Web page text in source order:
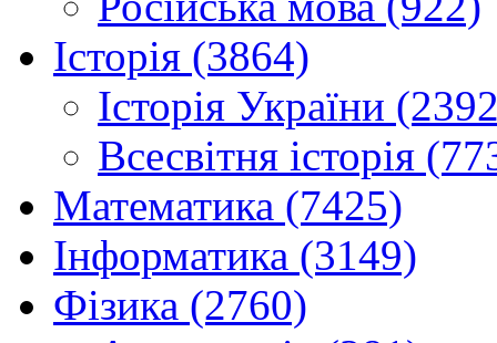
Історія (3864)
Історія України
Всесвітня історія
Математика (7425)
Інформатика (3149)
Фізика (2760)